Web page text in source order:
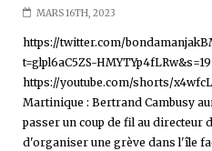
MARS 16TH, 2023
https://twitter.com/
t=glpl6aC5ZS-HMYTYp4fLRw&s=19
https://youtube.com/shorts/
Martinique : Bertrand Cambusy
passer un coup de fil au directeur
d'organiser une grève dans l'île